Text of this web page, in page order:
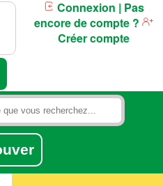
Connexion | Pas
encore de compte ?
Créer compte